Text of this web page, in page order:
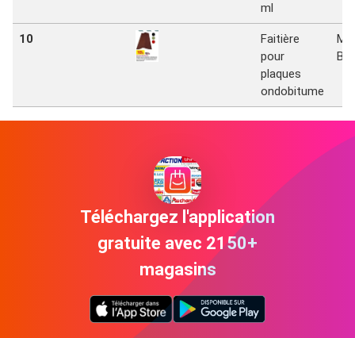
ml
10
Faitière
pour
plaques
ondobitume
Mr
Téléchargez l'application
gratuite avec 2150+
magasins